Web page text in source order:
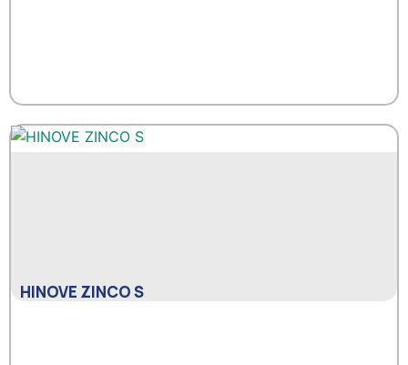
HINOVE ZINCO S